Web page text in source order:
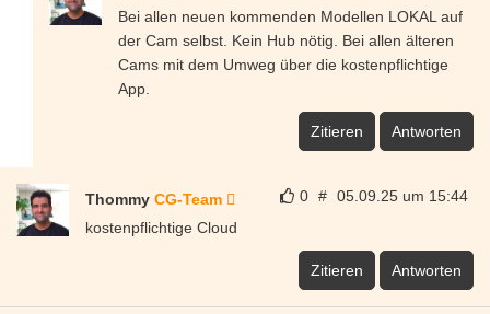
Bei allen neuen kommenden Modellen LOKAL auf
der Cam selbst. Kein Hub nötig. Bei allen älteren
Cams mit dem Umweg über die kostenpflichtige
App.
Zitieren Antworten
0 # 05.09.25 um 15:44
Thommy CG-Team
kostenpflichtige Cloud
Zitieren Antworten